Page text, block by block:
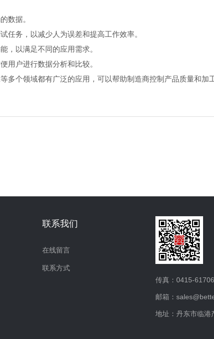
数据。
务，以减少人为误差和提高工作效率。
以满足不同的应用需求。
户进行数据分析和比较。
领域都有广泛的应用，可以帮助制造商控制产品质量和加
联系我们
在线留言
联系方式
传真：0415-
邮箱：
地址：丹东市临港